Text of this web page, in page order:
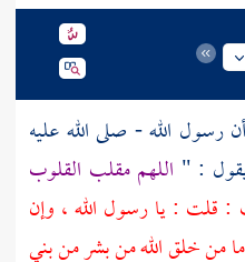
رسول الله - صلى الله عليه
: " اللهم مقلب القلوب
قلت : يا رسول الله ، وإن
من خلق الله من بشر من بني